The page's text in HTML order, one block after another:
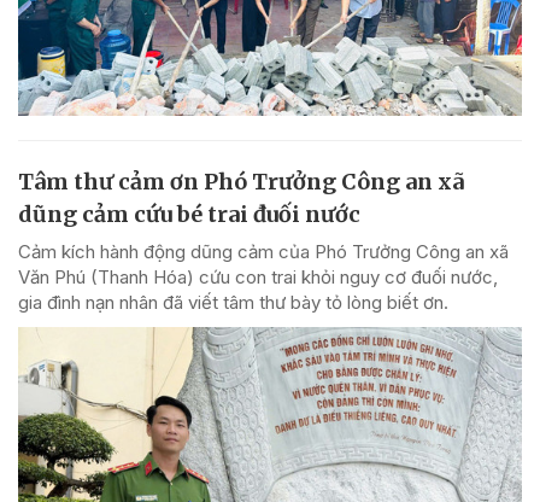
Tâm thư cảm ơn Phó Trưởng Công an xã
dũng cảm cứu bé trai đuối nước
Cảm kích hành động dũng cảm của Phó Trưởng Công an xã
Văn Phú (Thanh Hóa) cứu con trai khỏi nguy cơ đuối nước,
gia đình nạn nhân đã viết tâm thư bày tỏ lòng biết ơn.